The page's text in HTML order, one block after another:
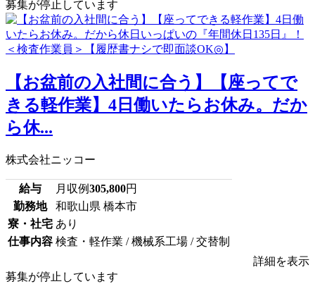
募集が停止しています
【お盆前の入社間に合う】【座ってで
きる軽作業】4日働いたらお休み。だか
ら休...
株式会社ニッコー
給与 月収例305,800円
勤務地
和歌山県 橋本市
寮・社宅 あり
仕事内容 検査・軽作業 / 機械系工場 / 交替制
詳細を表示
募集が停止しています